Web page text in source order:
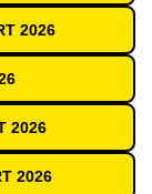
2026
2026
2026